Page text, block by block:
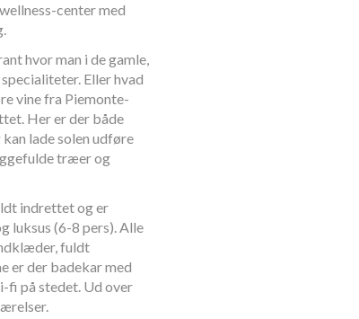
center med
hvor man i de gamle,
Eller hvad
vine fra Piemonte-
Her er der både
lade solen udføre
træer og
indrettet og er
luksus (6-8 pers). Alle
fuldt
er der badekar med
fi på stedet. Ud over